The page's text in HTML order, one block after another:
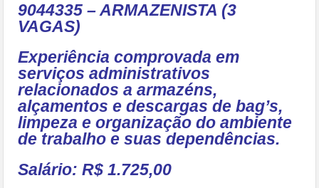
9044335 – ARMAZENISTA (3
VAGAS)
Experiência comprovada em
serviços administrativos
relacionados a armazéns,
alçamentos e descargas de bag’s,
limpeza e organização do ambiente
de trabalho e suas dependências.
Salário: R$ 1.725,00